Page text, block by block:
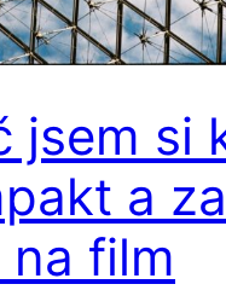
jsem si
a
film